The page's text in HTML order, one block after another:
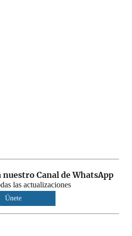
nuestro Canal de WhatsApp
las actualizaciones
Únete